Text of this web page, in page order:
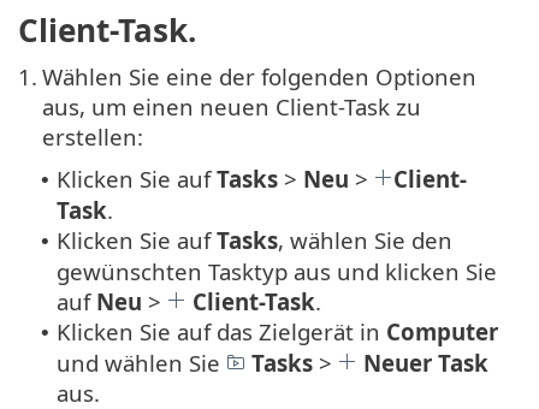
Client-Task.
1. Wählen Sie eine der folgenden Optionen
aus, um einen neuen Client-Task zu
erstellen:
• Klicken Sie aufTasks > Neu >
Client-
Task.
• Klicken Sie aufTasks, wählen Sie den
gewünschten Tasktyp aus und klicken Sie
auf Neu > Client-Task.
• Klicken Sie auf das Zielgerät in Computer
und wählen Sie
Tasks >
Neuer Task
aus.